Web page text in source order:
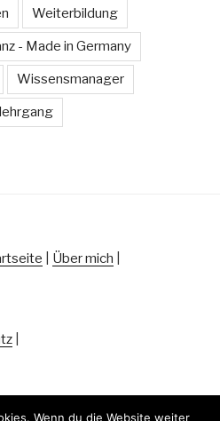
Weiterbildung
- Made in Germany
Wissensmanager
Über mich
Wenn du die Website weiter